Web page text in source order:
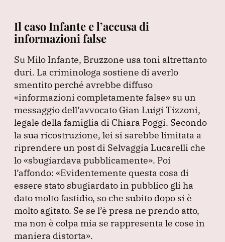
Il caso Infante e l’accusa di
informazioni false
Su Milo Infante, Bruzzone usa toni altrettanto
duri. La criminologa sostiene di averlo
smentito perché avrebbe diffuso
«informazioni completamente false» su un
messaggio dell’avvocato Gian Luigi Tizzoni,
legale della famiglia di Chiara Poggi. Secondo
la sua ricostruzione, lei si sarebbe limitata a
riprendere un post di Selvaggia Lucarelli che
lo«sbugiardava pubblicamente». Poi
l’affondo: «Evidentemente questa cosa di
essere stato sbugiardato in pubblico gli ha
dato molto fastidio, so che subito dopo si è
molto agitato. Se se l’è presa ne prendo atto,
ma non è colpa mia se rappresenta le cose in
maniera distorta».